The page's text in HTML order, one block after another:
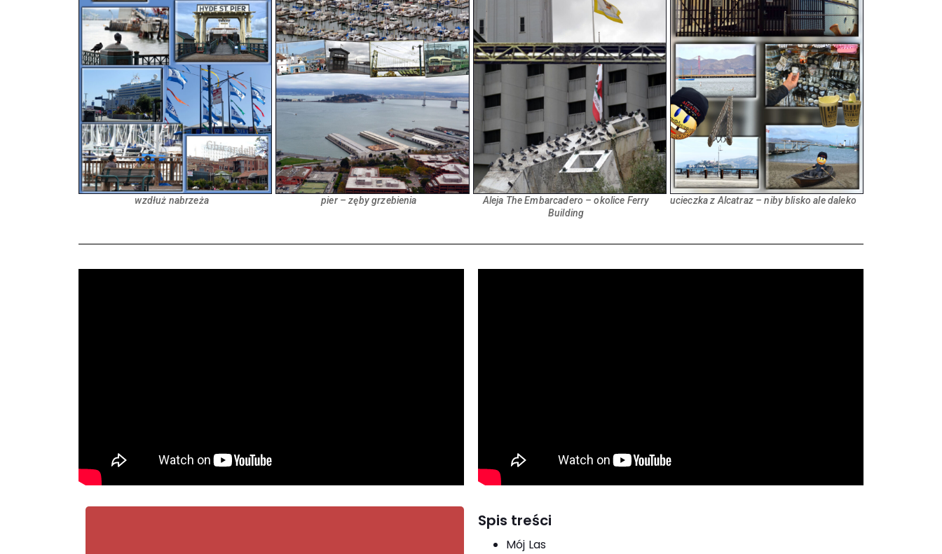
wzdłuż nabrzeża pier – zęby grzebienia
Aleja The Embarcadero – okolice Ferry
Building
ucieczka z Alcatraz – niby blisko ale daleko
Spis treści
Mój Las